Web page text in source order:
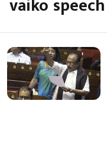
vaiko speech